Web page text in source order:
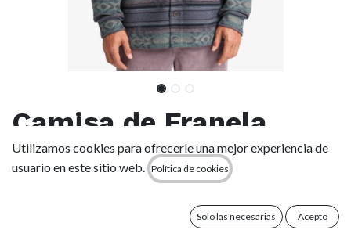
Camisa de Franela
Billabong Offshore
Jacquard - Ombre Blue
Utilizamos cookies para ofrecerle una mejor experiencia de
usuario en este sitio web.
Política de cookies
Solo las necesarias Acepto